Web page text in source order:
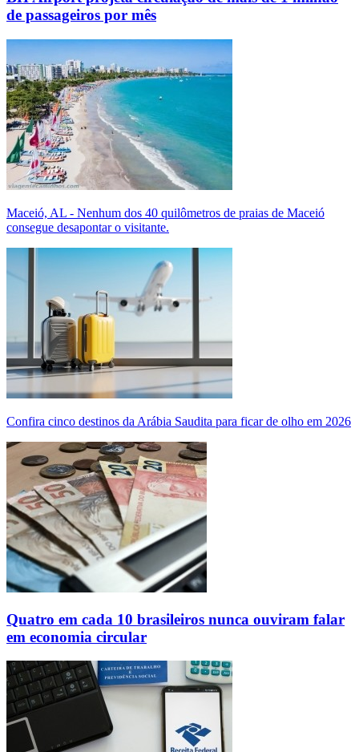
de passageiros por mês
Maceió, AL - Nenhum dos 40 quilômetros de praias de Maceió
consegue desapontar o visitante.
Confira cinco destinos da Arábia Saudita para ficar de olho em 2026
Quatro em cada 10 brasileiros nunca ouviram falar
em economia circular